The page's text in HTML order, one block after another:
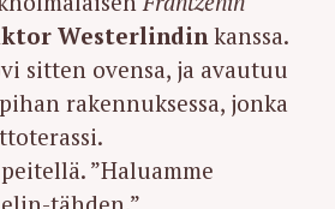
Westerlindin kanssa.
sitten ovensa, ja avautuu
rakennuksessa, jonka
”Haluamme